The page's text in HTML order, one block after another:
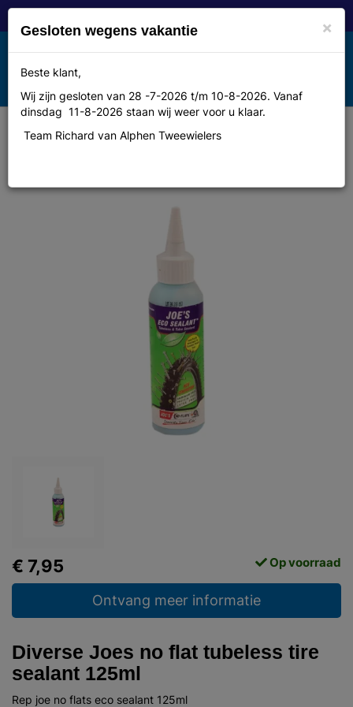
Toggle
navigation
MENU
Diverse Joes no flat tubeless tire
€ 7,95 Op voorraad
Ontvang meer informatie
Diverse Joes no flat tubeless tire
sealant 125ml
Rep joe no flats eco sealant 125ml
×
Gesloten wegens vakantie
Beste klant,
Wij zijn gesloten van 28 -7-2026 t/m 10-8-2026. Vanaf
dinsdag 11-8-2026 staan wij weer voor u klaar.
Team Richard van Alphen Tweewielers